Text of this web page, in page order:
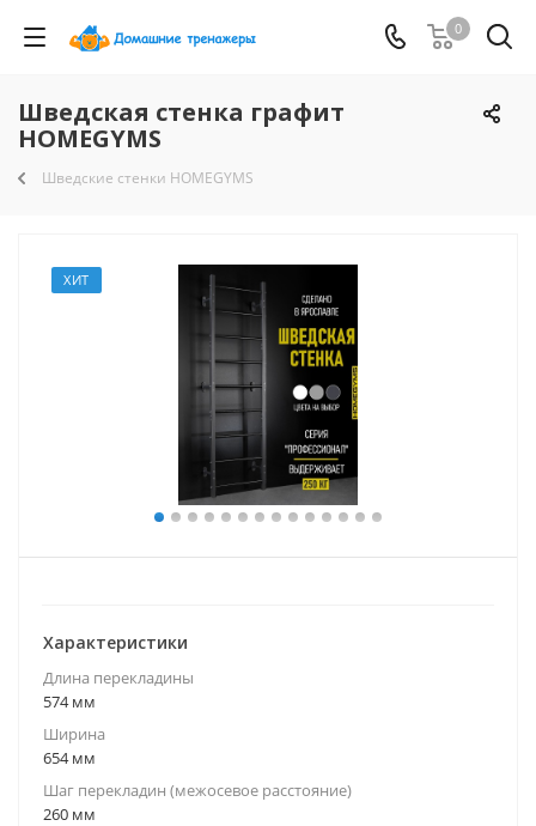
0
Шведская стенка графит
HOMEGYMS
Шведские стенки HOMEGYMS
ХИТ
Характеристики
Длина перекладины
574 мм
Ширина
654 мм
Шаг перекладин (межосевое расстояние)
260 мм